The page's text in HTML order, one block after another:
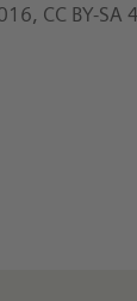
CC BY-SA